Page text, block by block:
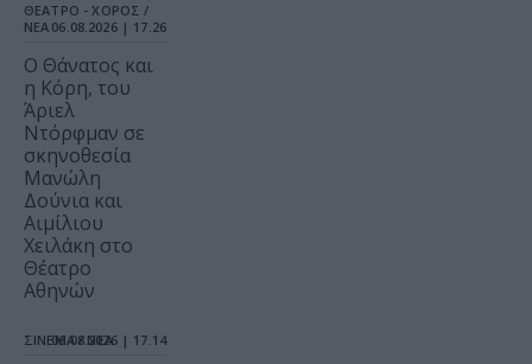
ΘΕΑΤΡΟ - ΧΟΡΟΣ /
ΝΕΑ 06.08.2026 | 17.26
Ο Θάνατος και
η Κόρη, του
Άριελ
Ντόρφμαν σε
σκηνοθεσία
Μανώλη
Δούνια και
Αιμίλιου
Χειλάκη στο
Θέατρο
Αθηνών
ΣΙΝΕΜΑ / ΝΕΑ
06.08.2026 | 17.14